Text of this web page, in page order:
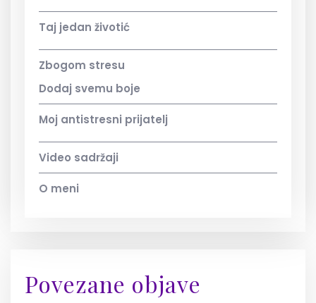
Taj jedan životić
Zbogom stresu
Dodaj svemu boje
Moj antistresni prijatelj
Video sadržaji
O meni
Povezane objave